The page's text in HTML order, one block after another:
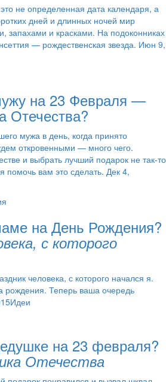
не определенная дата календаря, а
дней и длинных ночей мир
запахами и красками. На подоконниках
— рождественская звезда. Июн 9,
на 23 Февраля —
Отечества?
мужа в день, когда принято
откровенными — много чего.
и выбрать лучший подарок не так-то
помочь вам это сделать. Дек 4,
на День Рождения?
с которого
человека, с которого начался я.
рождения. Теперь ваша очередь
на 23 февраля?
Отечества